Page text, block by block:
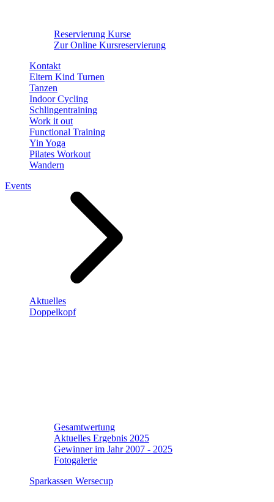
Reservierung Kurse
Zur Online Kursreservierung
Kontakt
Eltern Kind Turnen
Tanzen
Indoor Cycling
Schlingentraining
Work it out
Functional Training
Yin Yoga
Pilates Workout
Wandern
Events
Aktuelles
Doppelkopf
Gesamtwertung
Aktuelles Ergebnis 2025
Gewinner im Jahr 2007 - 2025
Fotogalerie
Sparkassen Wersecup